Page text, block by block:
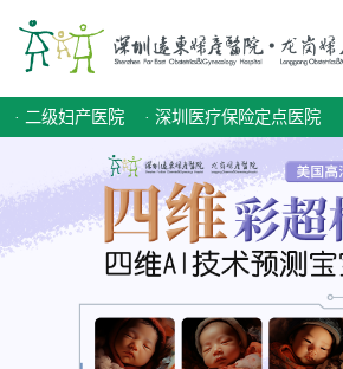
· 二级妇产医院 · 深圳医疗保险定点医院